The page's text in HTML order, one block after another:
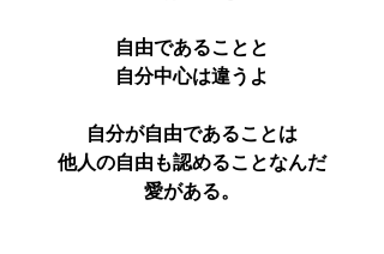
自由であることと
自分中心は違うよ
自分が自由であることは
他人の自由も認めることなんだ
愛がある。